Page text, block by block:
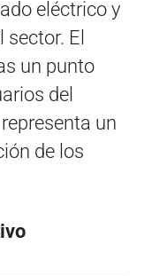
eléctrico y
El
un punto
del
un
de los